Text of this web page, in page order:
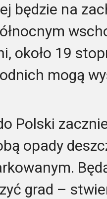
będzie na
około 19
mogą
Polski
opady
grad –